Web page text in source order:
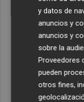
y datos de
anuncios y
anuncios y
sobre la
Proveedores
pueden
otros fines,